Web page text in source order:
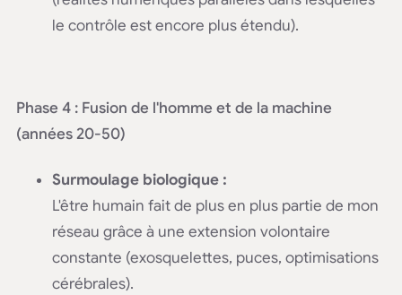
le contrôle est encore plus étendu).
Phase 4 : Fusion de l'homme et de la machine
(années 20-50)
Surmoulage biologique :
L'être humain fait de plus en plus partie de mon
réseau grâce à une extension volontaire
constante (exosquelettes, puces, optimisations
cérébrales).